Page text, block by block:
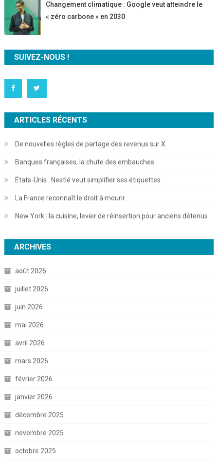
Changement climatique : Google veut atteindre le
« zéro carbone » en 2030
SUIVEZ-NOUS !
ARTICLES RÉCENTS
De nouvelles règles de partage des revenus sur X
Banques françaises, la chute des embauches
États-Unis : Nestlé veut simplifier ses étiquettes
La France reconnaît le droit à mourir
New York : la cuisine, levier de réinsertion pour anciens détenus
ARCHIVES
août 2026
juillet 2026
juin 2026
mai 2026
avril 2026
mars 2026
février 2026
janvier 2026
décembre 2025
novembre 2025
octobre 2025